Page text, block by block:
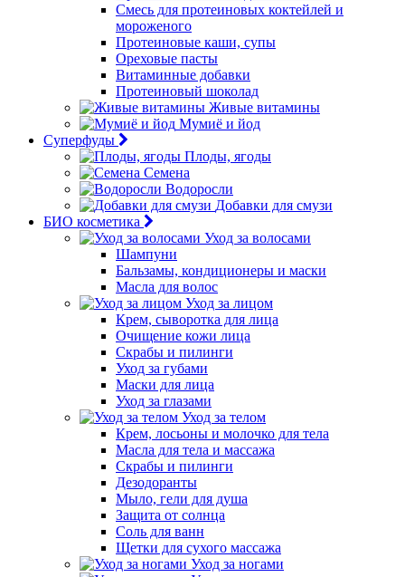
Смесь для протеиновых коктейлей и
мороженого
Протеиновые каши, супы
Ореховые пасты
Витаминные добавки
Протеиновый шоколад
Живые витамины
Мумиё и йод
Суперфуды
Плоды, ягоды
Семена
Водоросли
Добавки для смузи
БИО косметика
Уход за волосами
Шампуни
Бальзамы, кондиционеры и маски
Масла для волос
Уход за лицом
Крем, сыворотка для лица
Очищение кожи лица
Скрабы и пилинги
Уход за губами
Маски для лица
Уход за глазами
Уход за телом
Крем, лосьоны и молочко для тела
Масла для тела и массажа
Скрабы и пилинги
Дезодоранты
Мыло, гели для душа
Защита от солнца
Соль для ванн
Щетки для сухого массажа
Уход за ногами